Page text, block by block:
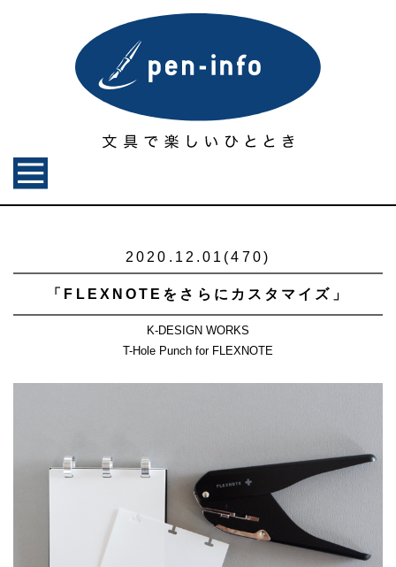
2020.12.01(470)
「FLEXNOTEをさらにカスタマイズ」
K-DESIGN WORKS
T-Hole Punch for FLEXNOTE